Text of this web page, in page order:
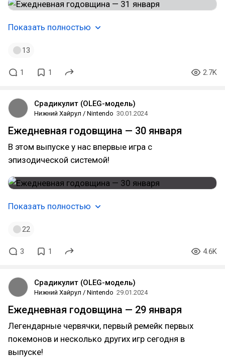
Показать полностью
13
1 1 2.7K
Срадикулит (OLEG-модель)
Нижний Хайрул / Nintendo 30.01.2024
Ежедневная годовщина — 30 января
В этом выпуске у нас впервые игра с
эпизодической системой!
Показать полностью
22
3 1 4.6K
Срадикулит (OLEG-модель)
Нижний Хайрул / Nintendo 29.01.2024
Ежедневная годовщина — 29 января
Легендарные червячки, первый ремейк первых
покемонов и несколько других игр сегодня в
выпуске!